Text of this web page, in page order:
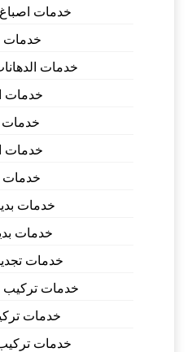
خدمات
خدمات
خدمات
خدمات
خدمات
خدمات
خدمات
خدمات
خدمات
خدمات
خدمات تركيب
خدمات
خدمات